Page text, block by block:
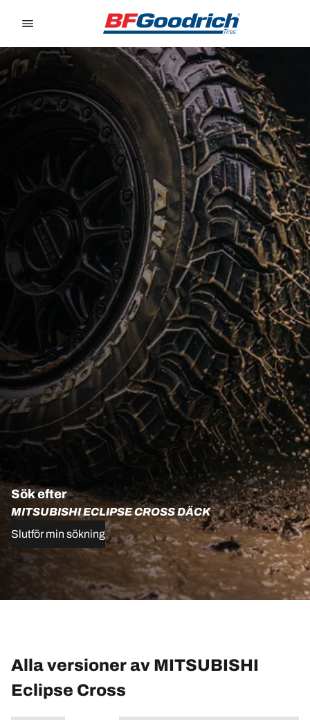
Sök efter
MITSUBISHI ECLIPSE CROSS DÄCK
Slutför min sökning
Alla versioner av MITSUBISHI
Eclipse Cross